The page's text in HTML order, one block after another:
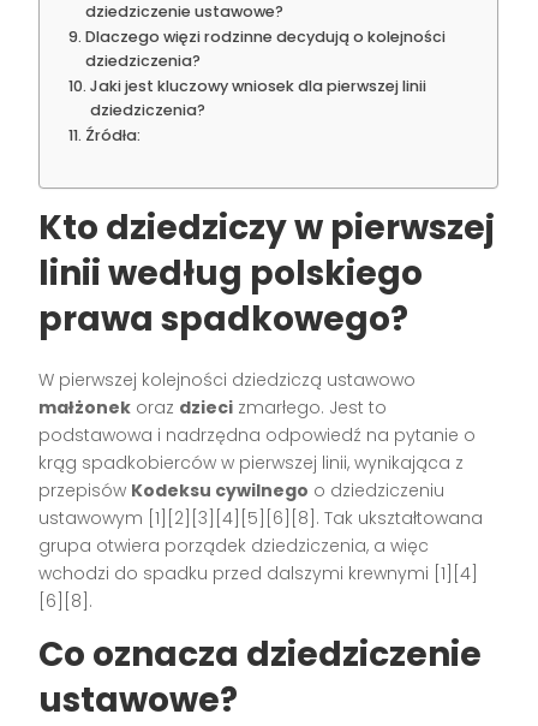
dziedziczenie ustawowe?
Dlaczego więzi rodzinne decydują o kolejności
dziedziczenia?
Jaki jest kluczowy wniosek dla pierwszej linii
dziedziczenia?
Źródła:
Kto dziedziczy w pierwszej
linii według polskiego
prawa spadkowego?
W pierwszej kolejności dziedziczą ustawowo
małżonek oraz dzieci zmarłego. Jest to
podstawowa i nadrzędna odpowiedź na pytanie o
krąg spadkobierców w pierwszej linii, wynikająca z
przepisów Kodeksu cywilnego o dziedziczeniu
ustawowym [1][2][3][4][5][6][8]. Tak ukształtowana
grupa otwiera porządek dziedziczenia, a więc
wchodzi do spadku przed dalszymi krewnymi [1][4]
[6][8].
Co oznacza dziedziczenie
ustawowe?